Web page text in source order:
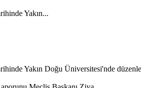
Yakın...
Yakın Doğu Üniversitesi'nde